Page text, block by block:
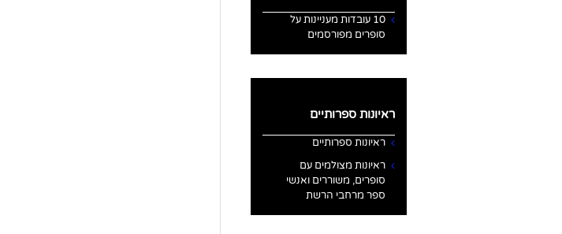
10 עובדות מעניינות על
סופרים מפורסמים
ראיונות ספרותיים
ראיונות ספרותיים
ראיונות מצולמים עם
סופרים, משוררים ואנשי
ספר מרחבי הרשת